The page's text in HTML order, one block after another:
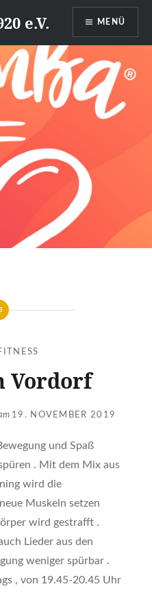
e.V. MENÜ
Vordorf
19. NOVEMBER 2019
und Spaß
. Mit dem Mix aus
wird die
Muskeln setzen
wird gestrafft .
Lieder aus den
weniger spürbar .
, von 19.45-20.45 Uhr